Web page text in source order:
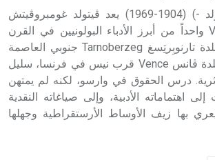
- هل تعلم أن أبجر Abgar اسم معروف جيداً يعود إلى عدد من
مدينة إديسا (الرها) من أبجر الأول وحتى
إلى أسرة أوسروين
غومبروڤيتش (ڤيتولد -) (1904-1969) يعد ڤيتولد غومبروڤيتش
Vitold Gombrovicz واحداً من أبرز الأدباء البولونيين في القرن
العشرين. ولد في بلدة تارنوبِرتِسغ Tarnoberzeg جنوبي العاصمة
وارسو وتوفي في بلدة ڤانس Vence قرب نيس في فرنسا، سليل
ثرية. درس الحقوق في وارسو، لكنه لم يمتهن
إلى اهتماماته الأدبية، وإلى صياغاته النقدية
بها زيف الأوساط الأرستقراطية وجهلها